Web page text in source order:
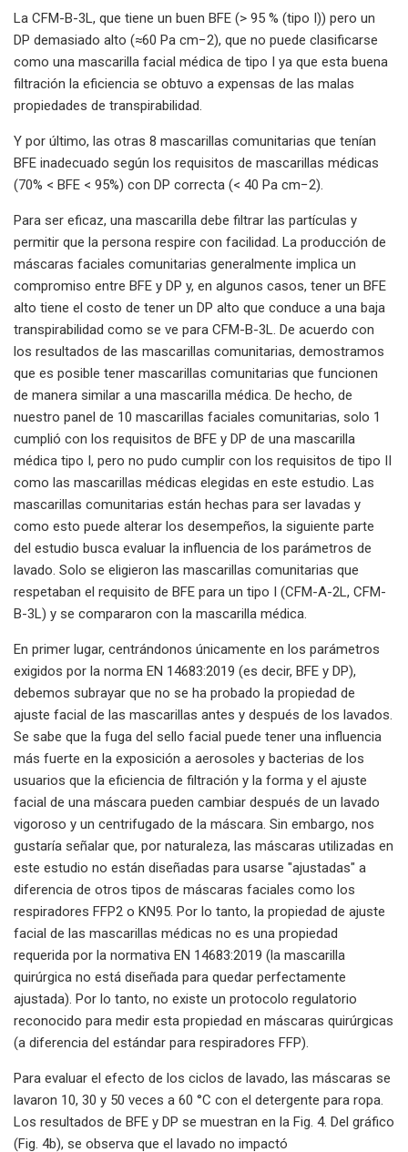
La CFM-B-3L, que tiene un buen BFE (> 95 % (tipo I)) pero un
DP demasiado alto (≈60 Pa cm−2), que no puede clasificarse
como una mascarilla facial médica de tipo I ya que esta buena
filtración la eficiencia se obtuvo a expensas de las malas
propiedades de transpirabilidad.
Y por último, las otras 8 mascarillas comunitarias que tenían
BFE inadecuado según los requisitos de mascarillas médicas
(70% < BFE < 95%) con DP correcta (< 40 Pa cm−2).
Para ser eficaz, una mascarilla debe filtrar las partículas y
permitir que la persona respire con facilidad. La producción de
máscaras faciales comunitarias generalmente implica un
compromiso entre BFE y DP y, en algunos casos, tener un BFE
alto tiene el costo de tener un DP alto que conduce a una baja
transpirabilidad como se ve para CFM-B-3L. De acuerdo con
los resultados de las mascarillas comunitarias, demostramos
que es posible tener mascarillas comunitarias que funcionen
de manera similar a una mascarilla médica. De hecho, de
nuestro panel de 10 mascarillas faciales comunitarias, solo 1
cumplió con los requisitos de BFE y DP de una mascarilla
médica tipo I, pero no pudo cumplir con los requisitos de tipo II
como las mascarillas médicas elegidas en este estudio. Las
mascarillas comunitarias están hechas para ser lavadas y
como esto puede alterar los desempeños, la siguiente parte
del estudio busca evaluar la influencia de los parámetros de
lavado. Solo se eligieron las mascarillas comunitarias que
respetaban el requisito de BFE para un tipo I (CFM-A-2L, CFM-
B-3L) y se compararon con la mascarilla médica.
En primer lugar, centrándonos únicamente en los parámetros
exigidos por la norma EN 14683:2019 (es decir, BFE y DP),
debemos subrayar que no se ha probado la propiedad de
ajuste facial de las mascarillas antes y después de los lavados.
Se sabe que la fuga del sello facial puede tener una influencia
más fuerte en la exposición a aerosoles y bacterias de los
usuarios que la eficiencia de filtración y la forma y el ajuste
facial de una máscara pueden cambiar después de un lavado
vigoroso y un centrifugado de la máscara. Sin embargo, nos
gustaría señalar que, por naturaleza, las máscaras utilizadas en
este estudio no están diseñadas para usarse "ajustadas" a
diferencia de otros tipos de máscaras faciales como los
respiradores FFP2 o KN95. Por lo tanto, la propiedad de ajuste
facial de las mascarillas médicas no es una propiedad
requerida por la normativa EN 14683:2019 (la mascarilla
quirúrgica no está diseñada para quedar perfectamente
ajustada). Por lo tanto, no existe un protocolo regulatorio
reconocido para medir esta propiedad en máscaras quirúrgicas
(a diferencia del estándar para respiradores FFP).
Para evaluar el efecto de los ciclos de lavado, las máscaras se
lavaron 10, 30 y 50 veces a 60 °C con el detergente para ropa.
Los resultados de BFE y DP se muestran en la Fig. 4. Del gráfico
(Fig. 4b), se observa que el lavado no impactó